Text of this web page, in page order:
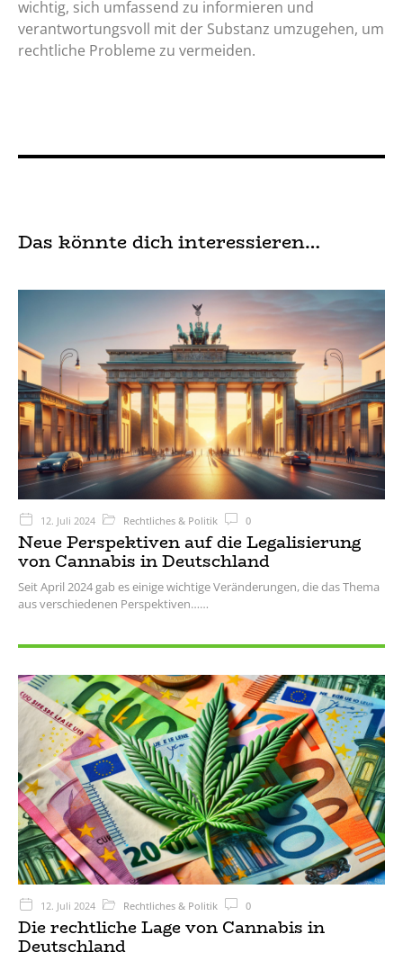
wichtig, sich umfassend zu informieren und
verantwortungsvoll mit der Substanz umzugehen, um
rechtliche Probleme zu vermeiden.
Das könnte dich interessieren…
12. Juli 2024 Rechtliches & Politik 0
Neue Perspektiven auf die Legalisierung
von Cannabis in Deutschland
Seit April 2024 gab es einige wichtige Veränderungen, die das Thema
aus verschiedenen Perspektiven…
12. Juli 2024 Rechtliches & Politik 0
Die rechtliche Lage von Cannabis in
Deutschland